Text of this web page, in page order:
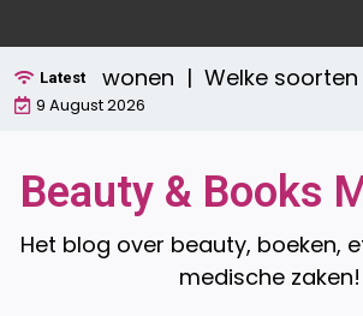
naar
de
inhoud
Latestwonen |Welke soorten
9 August 2026
Beauty & Books
Het blog over beauty, boeken,
medische zaken!